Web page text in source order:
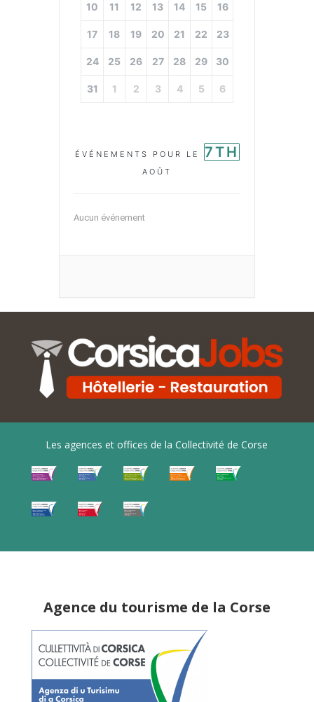
10 11 12 13 14 15 16
17 18 19 20 21 22 23
24 25 26 27 28 29 30
31 1 2 3 4 5 6
ÉVÉNEMENTS POUR LE 7TH
AOÛT
Aucun événement
Les agences et offices de la Collectivité de Corse
Agence du tourisme de la Corse